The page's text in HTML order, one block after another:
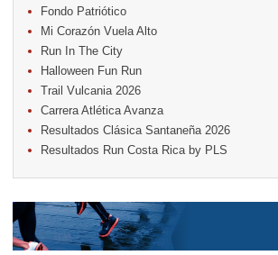
18.
Casa Turire Trail Run
18. Warriors Run Circuit
25. KRun by Under Armour
25. Run Alajuela
31. Halloween Fun Run
Noviembre
08. Lindora Run
15. Entre Pan y Rosas
Diciembre
06. Trail Vulcania 2026
12. Media Maratón Puntarenas 2026
Carreras anteriores
Fondo Patriótico
Mi Corazón Vuela Alto
Run In The City
Halloween Fun Run
Trail Vulcania 2026
Carrera Atlética Avanza
Resultados Clásica Santaneña 2026
Resultados Run Costa Rica by PLS